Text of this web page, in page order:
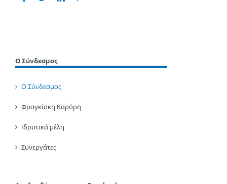
Ο Σύνδεσμος
Ο Σύνδεσμος
Φραγκίσκη Καρόρη
Ιδρυτικά μέλη
Συνεργάτες